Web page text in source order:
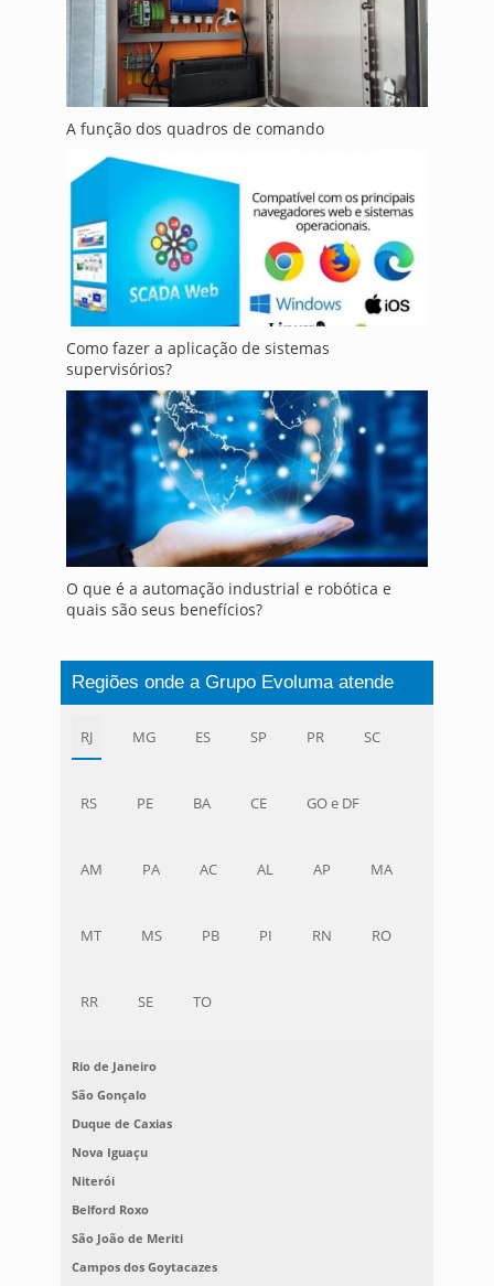
A função dos quadros de comando
Como fazer a aplicação de sistemas
supervisórios?
O que é a automação industrial e robótica e
quais são seus benefícios?
Regiões onde a Grupo Evoluma atende
RJ MG ES SP PR SC
RS PE BA CE GO e DF
AM PA AC AL AP MA
MT MS PB PI RN RO
RR SE TO
Rio de Janeiro
São Gonçalo
Duque de Caxias
Nova Iguaçu
Niterói
Belford Roxo
São João de Meriti
Campos dos Goytacazes